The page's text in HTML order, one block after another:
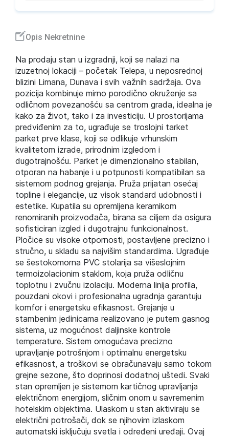
Opis Nekretnine
Na prodaju stan u izgradnji, koji se nalazi na
izuzetnoj lokaciji – početak Telepa, u neposrednoj
blizini Limana, Dunava i svih važnih sadržaja. Ova
pozicija kombinuje mirno porodično okruženje sa
odličnom povezanošću sa centrom grada, idealna je
kako za život, tako i za investiciju. U prostorijama
predviđenim za to, ugrađuje se troslojni tarket
parket prve klase, koji se odlikuje vrhunskim
kvalitetom izrade, prirodnim izgledom i
dugotrajnošću. Parket je dimenzionalno stabilan,
otporan na habanje i u potpunosti kompatibilan sa
sistemom podnog grejanja. Pruža prijatan osećaj
topline i elegancije, uz visok standard udobnosti i
estetike. Kupatila su opremljena keramikom
renomiranih proizvođača, birana sa ciljem da osigura
sofisticiran izgled i dugotrajnu funkcionalnost.
Pločice su visoke otpornosti, postavljene precizno i
stručno, u skladu sa najvišim standardima. Ugrađuje
se šestokomorna PVC stolarija sa višeslojnim
termoizolacionim staklom, koja pruža odličnu
toplotnu i zvučnu izolaciju. Moderna linija profila,
pouzdani okovi i profesionalna ugradnja garantuju
komfor i energetsku efikasnost. Grejanje u
stambenim jedinicama realizovano je putem gasnog
sistema, uz mogućnost daljinske kontrole
temperature. Sistem omogućava precizno
upravljanje potrošnjom i optimalnu energetsku
efikasnost, a troškovi se obračunavaju samo tokom
grejne sezone, što doprinosi dodatnoj uštedi. Svaki
stan opremljen je sistemom kartičnog upravljanja
električnom energijom, sličnim onom u savremenim
hotelskim objektima. Ulaskom u stan aktiviraju se
električni potrošači, dok se njihovim izlaskom
automatski isključuju svetla i određeni uređaji. Ovaj